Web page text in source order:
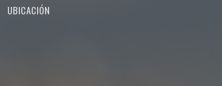
UBICACIÓN